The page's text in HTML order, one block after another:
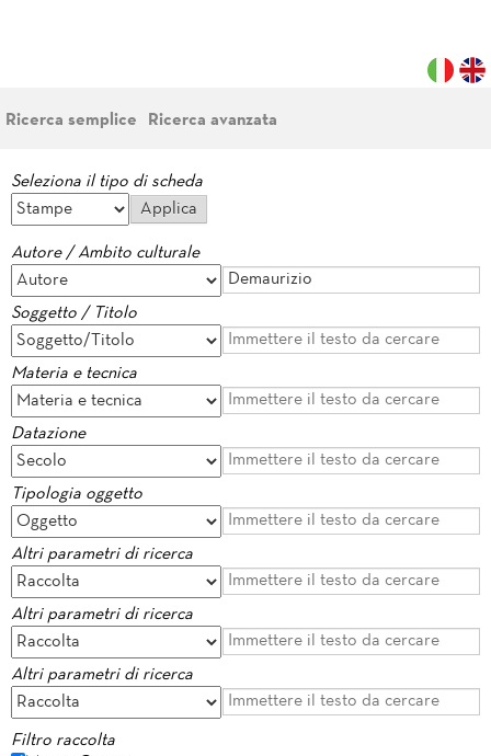
Ricerca semplice Ricerca avanzata
Seleziona il tipo di scheda
Autore / Ambito culturale
Soggetto / Titolo
Materia e tecnica
Datazione
Tipologia oggetto
Altri parametri di ricerca
Altri parametri di ricerca
Altri parametri di ricerca
Filtro raccolta